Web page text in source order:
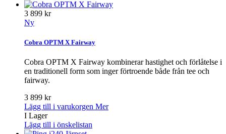
3 899 kr
Ny
Cobra OPTM X Fairway
Cobra OPTM X Fairway kombinerar hastighet och förlåtelse i
en traditionell form som inger förtroende både från tee och
fairway.
3 899 kr
Lägg till i varukorgen Mer
I Lager
Lägg till i önskelistan